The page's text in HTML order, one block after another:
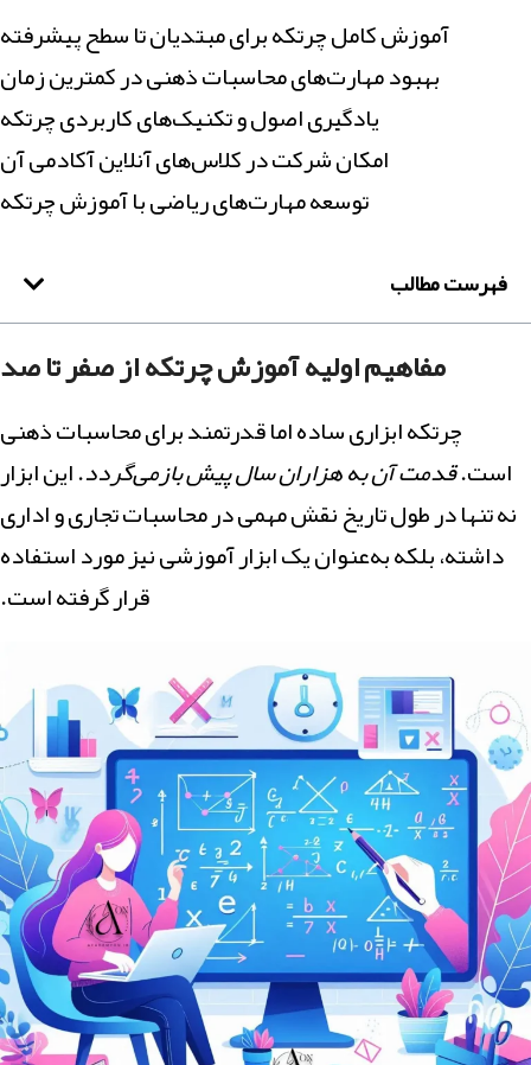
آموزش کامل چرتکه برای مبتدیان تا سطح پیشرفته
بهبود مهارت‌های محاسبات ذهنی در کمترین زمان
یادگیری اصول و تکنیک‌های کاربردی چرتکه
امکان شرکت در کلاس‌های آنلاین آکادمی آن
توسعه مهارت‌های ریاضی با آموزش چرتکه
فهرست مطالب
مفاهیم اولیه آموزش چرتکه از صفر تا صد
چرتکه ابزاری ساده اما قدرتمند برای محاسبات ذهنی
است.قدمت آن به هزاران سال پیش بازمی‌گردد. این ابزار
نه تنها در طول تاریخ نقش مهمی در محاسبات تجاری و اداری
داشته، بلکه به‌عنوان یک ابزار آموزشی نیز مورد استفاده
قرار گرفته است.